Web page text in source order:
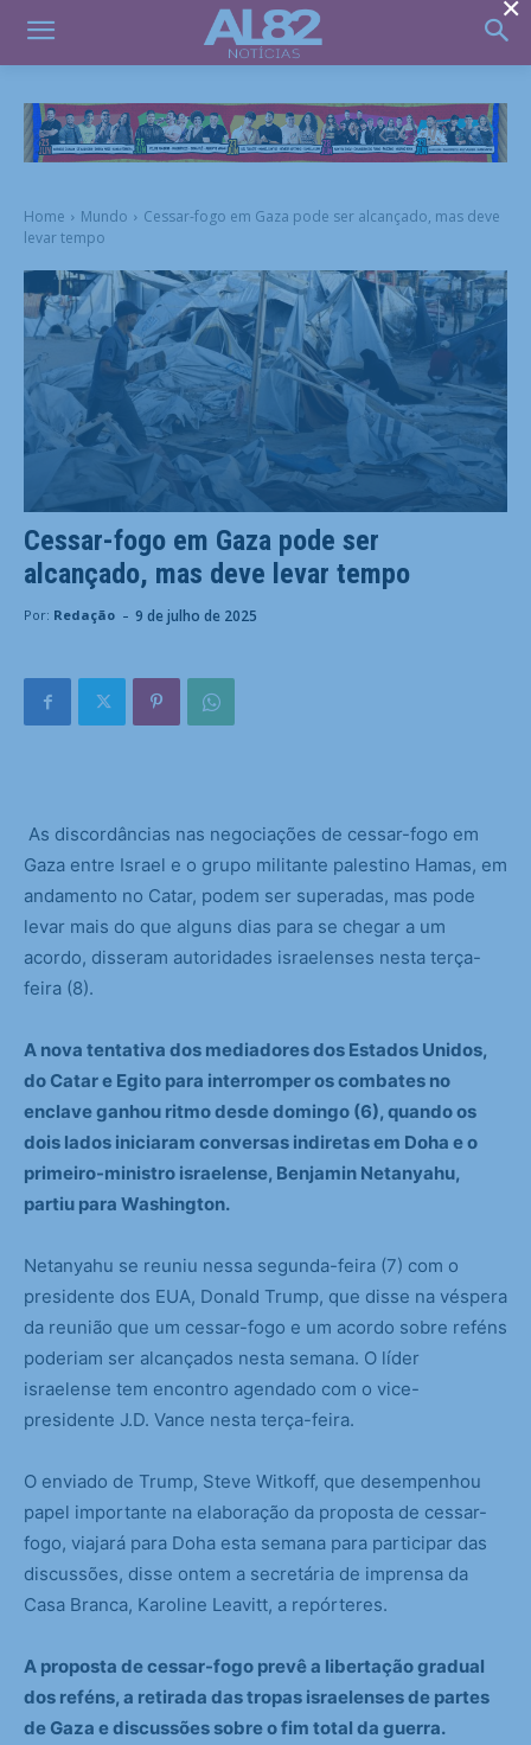
Home Mundo
Cessar-fogo em Gaza pode ser alcançado, mas deve
levar tempo
Cessar-fogo em Gaza pode ser
alcançado, mas deve levar tempo
Por: Redação - 9 de julho de 2025
As discordâncias nas negociações de cessar-fogo em
Gaza entre Israel e o grupo militante palestino Hamas, em
andamento no Catar, podem ser superadas, mas pode
levar mais do que alguns dias para se chegar a um
acordo, disseram autoridades israelenses nesta terça-
feira (8).
A nova tentativa dos mediadores dos Estados Unidos,
do Catar e Egito para interromper os combates no
enclave ganhou ritmo desde domingo (6), quando os
dois lados iniciaram conversas indiretas em Doha e o
primeiro-ministro israelense, Benjamin Netanyahu,
partiu para Washington.
Netanyahu se reuniu nessa segunda-feira (7) com o
presidente dos EUA, Donald Trump, que disse na véspera
da reunião que um cessar-fogo e um acordo sobre reféns
poderiam ser alcançados nesta semana. O líder
israelense tem encontro agendado com o vice-
presidente J.D. Vance nesta terça-feira.
O enviado de Trump, Steve Witkoff, que desempenhou
papel importante na elaboração da proposta de cessar-
fogo, viajará para Doha esta semana para participar das
discussões, disse ontem a secretária de imprensa da
Casa Branca, Karoline Leavitt, a repórteres.
A proposta de cessar-fogo prevê a libertação gradual
dos reféns, a retirada das tropas israelenses de partes
de Gaza e discussões sobre o fim total da guerra.